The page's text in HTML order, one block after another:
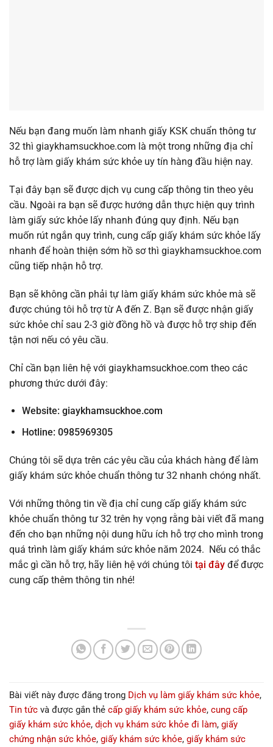
Nếu bạn đang muốn làm nhanh giấy KSK chuẩn thông tư
32 thì giaykhamsuckhoe.com là một trong những địa chỉ
hỗ trợ làm giấy khám sức khỏe uy tín hàng đầu hiện nay.
Tại đây bạn sẽ được dịch vụ cung cấp thông tin theo yêu
cầu. Ngoài ra bạn sẽ được hướng dẫn thực hiện quy trình
làm giấy sức khỏe lấy nhanh đúng quy định. Nếu bạn
muốn rút ngắn quy trình, cung cấp giấy khám sức khỏe lấy
nhanh để hoàn thiện sớm hồ sơ thì giaykhamsuckhoe.com
cũng tiếp nhận hỗ trợ.
Bạn sẽ không cần phải tự làm giấy khám sức khỏe mà sẽ
được chúng tôi hỗ trợ từ A đến Z. Bạn sẽ được nhận giấy
sức khỏe chỉ sau 2-3 giờ đồng hồ và được hỗ trợ ship đến
tận nơi nếu có yêu cầu.
Chỉ cần bạn liên hệ với giaykhamsuckhoe.com theo các
phương thức dưới đây:
Website: giaykhamsuckhoe.com
Hotline: 0985969305
Chúng tôi sẽ dựa trên các yêu cầu của khách hàng để làm
giấy khám sức khỏe chuẩn thông tư 32 nhanh chóng nhất.
Với những thông tin về địa chỉ cung cấp giấy khám sức
khỏe chuẩn thông tư 32 trên hy vọng rằng bài viết đã mang
đến cho bạn những nội dung hữu ích hỗ trợ cho mình trong
quá trình làm giấy khám sức khỏe năm 2024. Nếu có thắc
mắc gì cần hỗ trợ, hãy liên hệ với chúng tôi tại đây để được
cung cấp thêm thông tin nhé!
Bài viết này được đăng trong Dịch vụ làm giấy khám sức khỏe,
Tin tức và được gắn thẻ cấp giấy khám sức khỏe, cung cấp
giấy khám sức khỏe, dịch vụ khám sức khỏe đi làm, giấy
chứng nhận sức khỏe, giấy khám sức khỏe, giấy khám sức